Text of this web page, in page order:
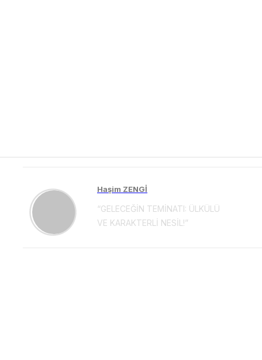
Haşim ZENGİ
“GELECEĞİN TEMİNATI: ÜLKÜLÜ
VE KARAKTERLİ NESİL!”